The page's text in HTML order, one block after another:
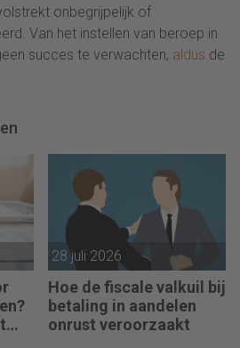
onbegrijpelijk of
Van het instellen van beroep in
succes te verwachten, aldus de
28 juli 2026
Hoe de fiscale valkuil bij
betaling in aandelen
onrust veroorzaakt